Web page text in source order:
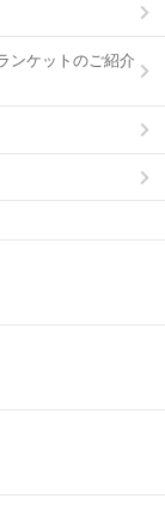
ンケットのご紹介